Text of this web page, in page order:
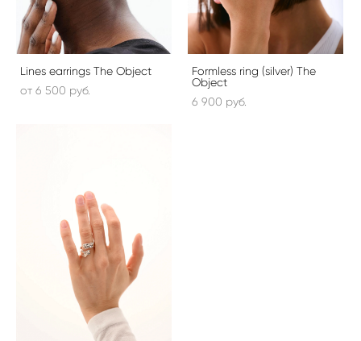
Lines earrings The Object
от 6 500 pуб.
Formless ring (silver) The
Object
6 900 pуб.